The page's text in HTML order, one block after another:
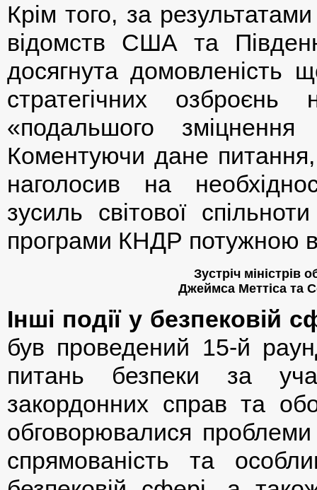
Крім того, за
відомств США та
досягнута домовленість
стратегічних
«подальшого
Коментуючи дане
наголосив на
зусиль світової
програми КНДР потужною
Зустріч міністрів
Джеймса Меттіса та
Інші події у безпековій
був проведений 15-й
питань безпеки за
закордонних справ та
обговорювалися проблеми
спрямованість та